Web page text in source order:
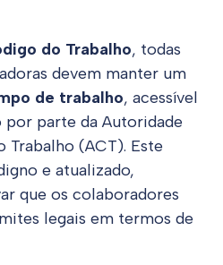
do Trabalho, todas
devem manter um
de trabalho, acessível
por parte da Autoridade
Trabalho (ACT). Este
e atualizado,
que os colaboradores
legais em termos de